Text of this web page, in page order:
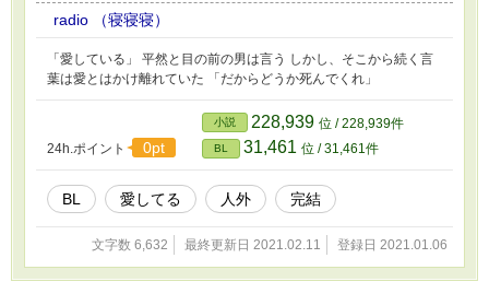
radio （寝寝寝）
「愛している」 平然と目の前の男は言う しかし、そこから続く言
葉は愛とはかけ離れていた 「だからどうか死んでくれ」
24h.ポイント 0pt
小説 228,939 位 / 228,939件
BL 31,461 位 / 31,461件
BL 愛してる 人外 完結
文字数 6,632 最終更新日 2021.02.11 登録日 2021.01.06